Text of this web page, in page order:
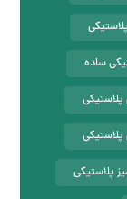
ساده
پلاستیکی